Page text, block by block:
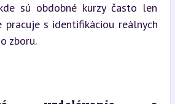
sú obdobné kurzy často len
s identifikáciou reálnych
zboru.